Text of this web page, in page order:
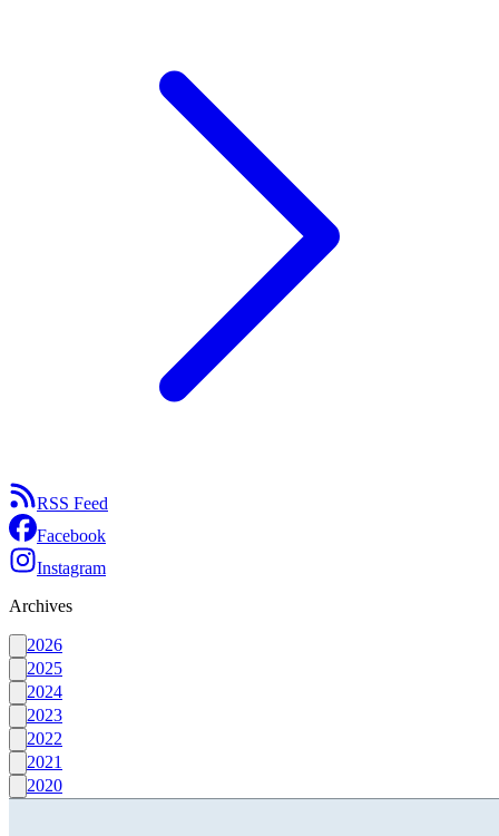
RSS Feed
Facebook
Instagram
Archives
2026
2025
2024
2023
2022
2021
2020